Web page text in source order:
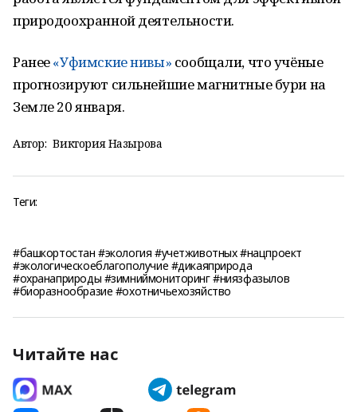
природоохранной деятельности.
Ранее«Уфимские нивы» сообщали, что учёные
прогнозируют сильнейшие магнитные бури на
Земле 20 января.
Автор: Виктория Назырова
Теги:
#башкортостан #экология #учетживотных #нацпроект
#экологическоеблагополучие #дикаяприрода
#охранаприроды #зимниймониторинг #ниязфазылов
#биоразнообразие #охотничьехозяйство
Читайте нас